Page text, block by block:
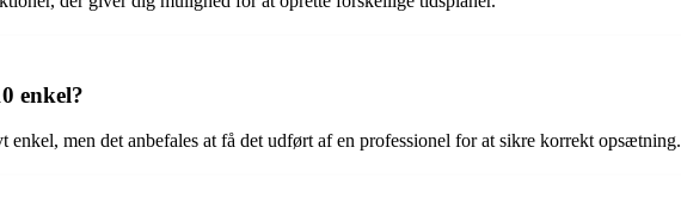
enkel?
enkel, men det anbefales at få det udført af en professionel for at sikre korrekt opsætning.